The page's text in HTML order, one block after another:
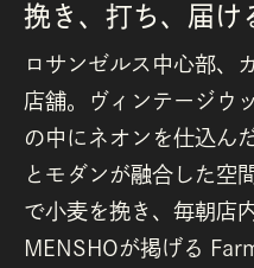
挽き、打ち、届
ロサンゼルス中心部、
店舗。ヴィンテージウ
の中にネオンを仕込ん
とモダンが融合した空
で小麦を挽き、毎朝店
MENSHOが掲げる